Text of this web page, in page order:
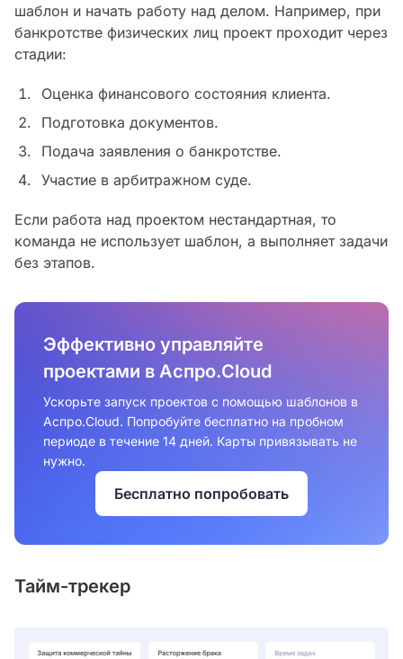
шаблон и начать работу над делом. Например, при
банкротстве физических лиц проект проходит через
стадии:
Оценка финансового состояния клиента.
Подготовка документов.
Подача заявления о банкротстве.
Участие в арбитражном суде.
Если работа над проектом нестандартная, то
команда не использует шаблон, а выполняет задачи
без этапов.
Эффективно управляйте
проектами в Аспро.Cloud
Ускорьте запуск проектов с помощью шаблонов в
Аспро.Cloud. Попробуйте бесплатно на пробном
периоде в течение 14 дней. Карты привязывать не
нужно.
Бесплатно попробовать
Тайм-трекер